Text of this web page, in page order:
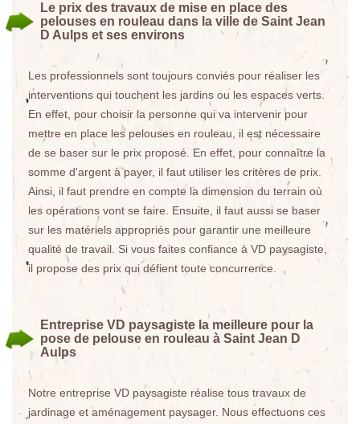
Le prix des travaux de mise en place des
pelouses en rouleau dans la ville de Saint Jean
D Aulps et ses environs
Les professionnels sont toujours conviés pour réaliser les
interventions qui touchent les jardins ou les espaces verts.
En effet, pour choisir la personne qui va intervenir pour
mettre en place les pelouses en rouleau, il est nécessaire
de se baser sur le prix proposé. En effet, pour connaître la
somme d'argent à payer, il faut utiliser les critères de prix.
Ainsi, il faut prendre en compte la dimension du terrain où
les opérations vont se faire. Ensuite, il faut aussi se baser
sur les matériels appropriés pour garantir une meilleure
qualité de travail. Si vous faites confiance à VD paysagiste,
il propose des prix qui défient toute concurrence.
Entreprise VD paysagiste la meilleure pour la
pose de pelouse en rouleau à Saint Jean D
Aulps
Notre entreprise VD paysagiste réalise tous travaux de
jardinage et aménagement paysager. Nous effectuons ces